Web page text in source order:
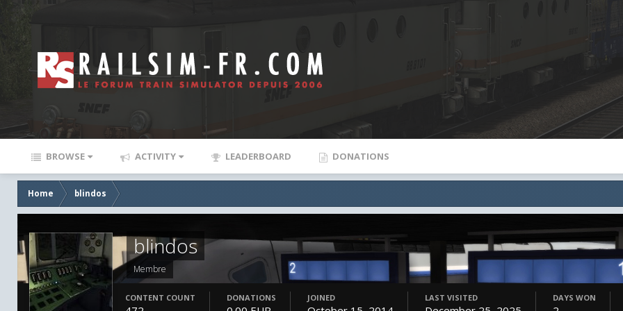
BROWSE ACTIVITY LEADERBOARD DONATIONS
Home blindos
blindos
Membre
CONTENT COUNT DONATIONS JOINED LAST VISITED DAYS WON